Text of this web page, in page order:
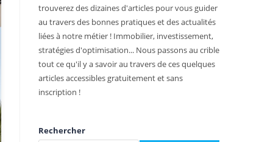
trouverez des dizaines d'articles pour vous guider
au travers des bonnes pratiques et des actualités
liées à notre métier ! Immobilier, investissement,
stratégies d'optimisation... Nous passons au crible
tout ce qu'il y a savoir au travers de ces quelques
articles accessibles gratuitement et sans
inscription !
Rechercher